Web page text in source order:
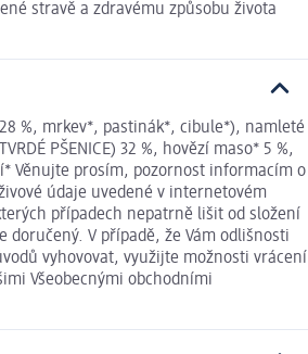
stravě a zdravému způsobu života
%, mrkev*, pastinák*, cibule*), namleté
PŠENICE) 32 %, hovězí maso* 5 %,
Věnujte prosím, pozornost informacím o
údaje uvedené v internetovém
případech nepatrně lišit od složení
doručený. V případě, že Vám odlišnosti
vyhovovat, využijte možnosti vrácení
Všeobecnými obchodními